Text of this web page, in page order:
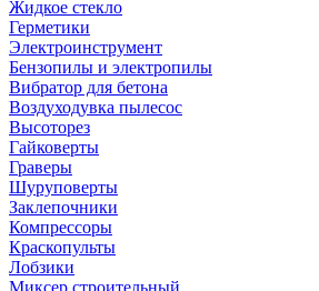
Жидкое стекло
Герметики
Электроинструмент
Бензопилы и электропилы
Вибратор для бетона
Воздуходувка пылесос
Высоторез
Гайковерты
Граверы
Шуруповерты
Заклепочники
Компрессоры
Краскопульты
Лобзики
Миксер строительный